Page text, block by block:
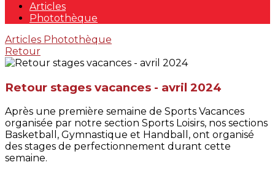
Articles
Photothèque
Articles Photothèque
Retour
Retour stages vacances - avril 2024
Après une première semaine de Sports Vacances
organisée par notre section Sports Loisirs, nos sections
Basketball, Gymnastique et Handball, ont organisé
des stages de perfectionnement durant cette
semaine.